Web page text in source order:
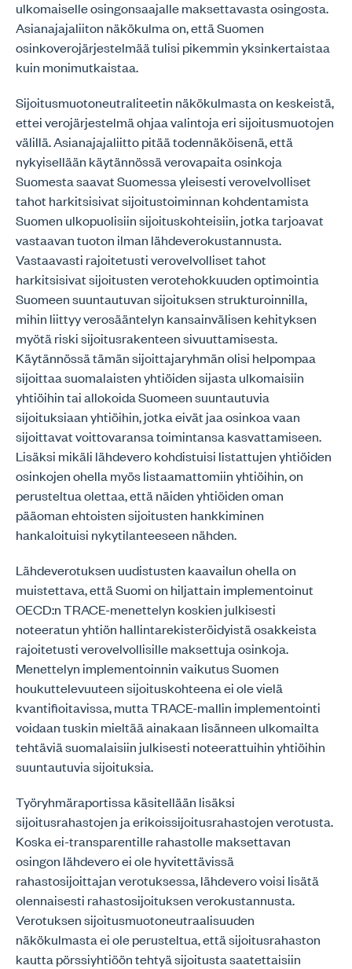
ulkomaiselle osingonsaajalle maksettavasta osingosta.
Asianajajaliiton näkökulma on, että Suomen
osinkoverojärjestelmää tulisi pikemmin yksinkertaistaa
kuin monimutkaistaa.
Sijoitusmuotoneutraliteetin näkökulmasta on keskeistä,
ettei verojärjestelmä ohjaa valintoja eri sijoitusmuotojen
välillä. Asianajajaliitto pitää todennäköisenä, että
nykyisellään käytännössä verovapaita osinkoja
Suomesta saavat Suomessa yleisesti verovelvolliset
tahot harkitsisivat sijoitustoiminnan kohdentamista
Suomen ulkopuolisiin sijoituskohteisiin, jotka tarjoavat
vastaavan tuoton ilman lähdeverokustannusta.
Vastaavasti rajoitetusti verovelvolliset tahot
harkitsisivat sijoitusten verotehokkuuden optimointia
Suomeen suuntautuvan sijoituksen strukturoinnilla,
mihin liittyy verosääntelyn kansainvälisen kehityksen
myötä riski sijoitusrakenteen sivuuttamisesta.
Käytännössä tämän sijoittajaryhmän olisi helpompaa
sijoittaa suomalaisten yhtiöiden sijasta ulkomaisiin
yhtiöihin tai allokoida Suomeen suuntautuvia
sijoituksiaan yhtiöihin, jotka eivät jaa osinkoa vaan
sijoittavat voittovaransa toimintansa kasvattamiseen.
Lisäksi mikäli lähdevero kohdistuisi listattujen yhtiöiden
osinkojen ohella myös listaamattomiin yhtiöihin, on
perusteltua olettaa, että näiden yhtiöiden oman
pääoman ehtoisten sijoitusten hankkiminen
hankaloituisi nykytilanteeseen nähden.
Lähdeverotuksen uudistusten kaavailun ohella on
muistettava, että Suomi on hiljattain implementoinut
OECD:n TRACE-menettelyn koskien julkisesti
noteeratun yhtiön hallintarekisteröidyistä osakkeista
rajoitetusti verovelvollisille maksettuja osinkoja.
Menettelyn implementoinnin vaikutus Suomen
houkuttelevuuteen sijoituskohteena ei ole vielä
kvantifioitavissa, mutta TRACE-mallin implementointi
voidaan tuskin mieltää ainakaan lisänneen ulkomailta
tehtäviä suomalaisiin julkisesti noteerattuihin yhtiöihin
suuntautuvia sijoituksia.
Työryhmäraportissa käsitellään lisäksi
sijoitusrahastojen ja erikoissijoitusrahastojen verotusta.
Koska ei-transparentille rahastolle maksettavan
osingon lähdevero ei ole hyvitettävissä
rahastosijoittajan verotuksessa, lähdevero voisi lisätä
olennaisesti rahastosijoituksen verokustannusta.
Verotuksen sijoitusmuotoneutraalisuuden
näkökulmasta ei ole perusteltua, että sijoitusrahaston
kautta pörssiyhtiöön tehtyä sijoitusta saatettaisiin